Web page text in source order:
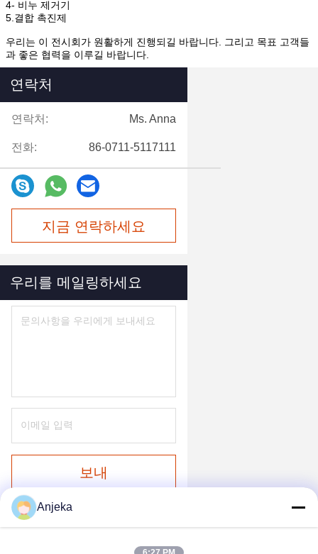
4- 비누 제거기
5.결합 촉진제
우리는 이 전시회가 원활하게 진행되길 바랍니다. 그리고 목표 고객들
과 좋은 협력을 이루길 바랍니다.
연락처
연락처: Ms. Anna
전화: 86-0711-5117111
지금 연락하세요
우리를 메일링하세요
보내
Anjeka